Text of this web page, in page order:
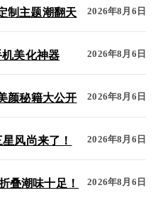
制主题潮翻天 2026年8月6日
美化神器 2026年8月6日
颜秘籍大公开 2026年8月6日
风尚来了！ 2026年8月6日
叠潮味十足！ 2026年8月6日